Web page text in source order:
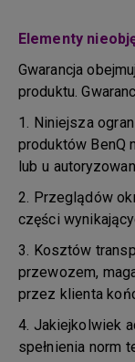
Elementy
Gwarancja
produktu.
1. Niniejsza
produktów BenQ
lub u
2. Przeglądów
części
3. Kosztów
przewozem,
przez klienta
4. Jakiejkolwiek
spełnienia norm